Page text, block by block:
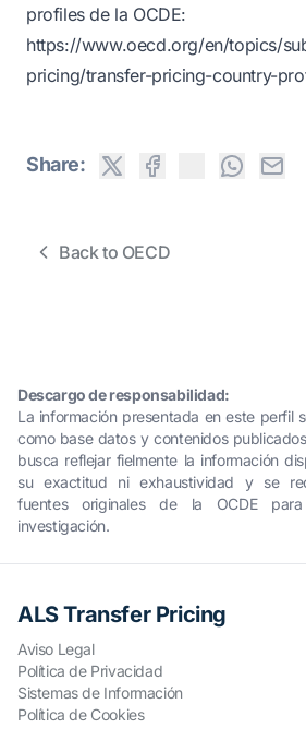
profiles de la OCDE:
https://www.oecd.org/en/topics/
pricing/transfer-pricing-country-
Share:
Back to OECD
Descargo de responsabilidad:
La información presentada en este perfil
como base datos y contenidos
busca reflejar fielmente la información
su exactitud ni exhaustividad y se
fuentes originales de la OCDE
investigación.
ALS Transfer Pricing
Aviso Legal
Política de Privacidad
Sistemas de Información
Política de Cookies